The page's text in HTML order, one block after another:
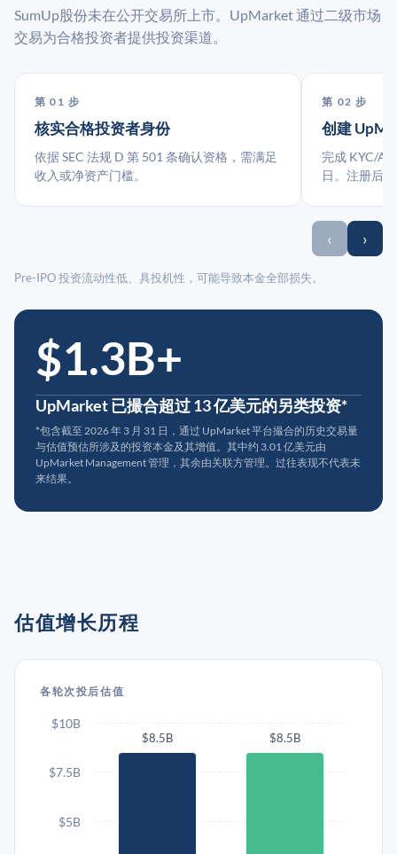
SumUp股份未在公开交易所上市。UpMarket 通过二级市场
交易为合格投资者提供投资渠道。
第 01 步
核实合格投资者身份
依据 SEC 法规 D 第 501 条确认资格，需满足
收入或净资产门槛。
第 02 步
创建
完成 KYC/
日。注册后
‹ ›
Pre-IPO 投资流动性低、具投机性，可能导致本金全部损失。
$1.3B+
UpMarket 已撮合超过 13 亿美元的另类投资*
*包含截至 2026 年 3 月 31 日，通过 UpMarket 平台撮合的历史交易量
与估值预估所涉及的投资本金及其增值。其中约 3.01 亿美元由
UpMarket Management 管理，其余由关联方管理。过往表现不代表未
来结果。
估值增长历程
各轮次投后估值
$8.5B $8.5B
$5B
$7.5B
$10B